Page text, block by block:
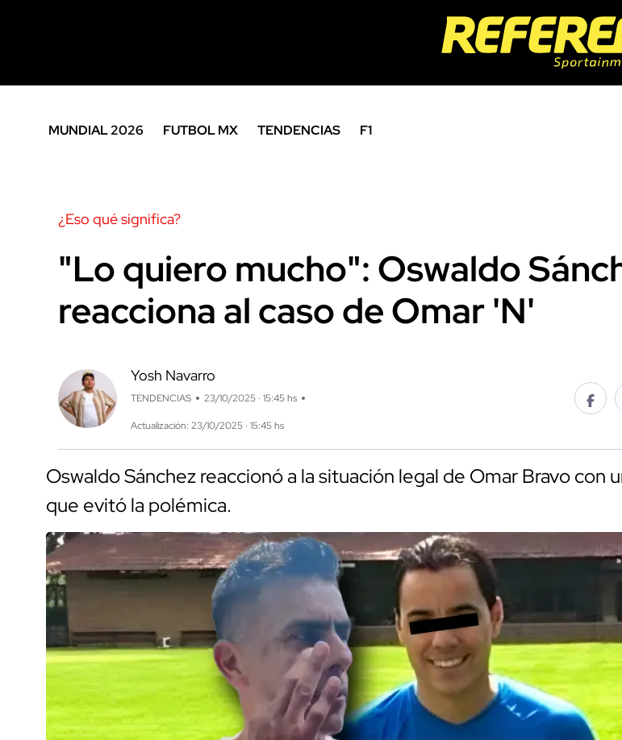
MUNDIAL 2026 FUTBOL MX TENDENCIAS
F1
¿Eso qué significa?
"Lo quiero mucho": Oswaldo
reacciona al caso de Omar 'N'
Yosh Navarro
TENDENCIAS 23/10/2025 · 15:45 hs
Actualización: 23/10/2025 · 15:45 hs
Oswaldo Sánchez reaccionó a la situación legal de Omar Bravo con
que evitó la polémica.